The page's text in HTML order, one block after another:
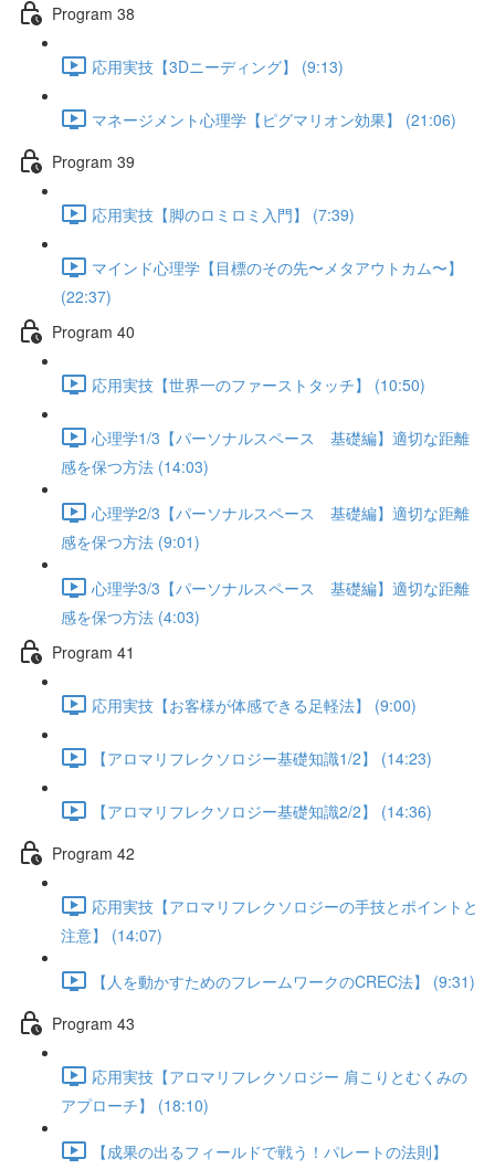
Program 38
応用実技【3Dニーディング】 (9:13)
マネージメント心理学【ピグマリオン効果】 (21:06)
Program 39
応用実技【脚のロミロミ入門】 (7:39)
マインド心理学【目標のその先〜メタアウトカム〜】
(22:37)
Program 40
応用実技【世界一のファーストタッチ】 (10:50)
心理学1/3【パーソナルスペース 基礎編】適切な距離
感を保つ方法 (14:03)
心理学2/3【パーソナルスペース 基礎編】適切な距離
感を保つ方法 (9:01)
心理学3/3【パーソナルスペース 基礎編】適切な距離
感を保つ方法 (4:03)
Program 41
応用実技【お客様が体感できる足軽法】 (9:00)
【アロマリフレクソロジー基礎知識1/2】 (14:23)
【アロマリフレクソロジー基礎知識2/2】 (14:36)
Program 42
応用実技【アロマリフレクソロジーの手技とポイントと
注意】 (14:07)
【人を動かすためのフレームワークのCREC法】 (9:31)
Program 43
応用実技【アロマリフレクソロジー 肩こりとむくみの
アプローチ】 (18:10)
【成果の出るフィールドで戦う！パレートの法則】